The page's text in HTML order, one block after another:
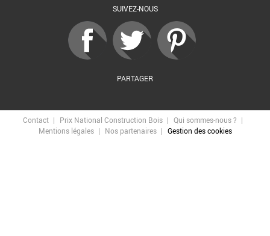
SUIVEZ-NOUS
PARTAGER
Contact Prix National Construction Bois
Qui sommes-nous ?
Mentions légales
Nos partenaires Gestion des cookies